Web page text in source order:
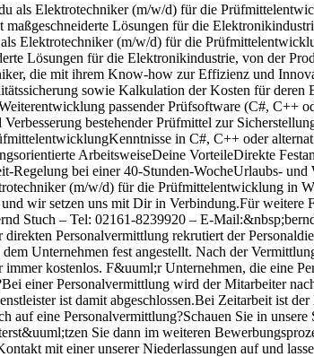
als Elektrotechniker (m/w/d) für die
Lösungen für die
Elektrotechniker (m/w/d) für die
Lösungen für die Elektronikindustrie, von der
die mit ihrem Know-how zur Effizienz und
sowie Kalkulation der Kosten für
passender Prüfsoftware (C#, C++
bestehender Prüfmittel zur
in C#, C++ oder
ArbeitsweiseDeine VorteileDirekte
bei einer 40-Stunden-WocheUrlaubs-
(m/w/d) für die Prüfmittelentwicklung in
wir setzen uns mit Dir in Verbindung.Für
Stuch – Tel: 02161-8239920 – E-
Personalvermittlung rekrutiert der
Unternehmen fest angestellt. Nach der
kostenlos. F&uuml;r Unternehmen, die eine
einer Personalvermittlung wird der Mitarbeiter
ist damit abgeschlossen.Bei Zeitarbeit ist
auf eine Personalvermittlung?Schauen Sie in
Sie dann im weiteren
mit einer unserer Niederlassungen auf und